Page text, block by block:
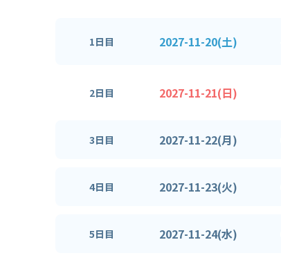
1日目 2027-11-20(土)
2日目 2027-11-21(日)
3日目 2027-11-22(月)
4日目 2027-11-23(火)
5日目 2027-11-24(水)